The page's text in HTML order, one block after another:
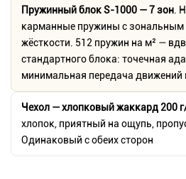
Пружинный блок S-1000 — 7 зон.
карманные пружины с зональным
жёсткости. 512 пружин на м² —
стандартного блока: точечная
минимальная передача движений
Чехол — хлопковый жаккард 200
хлопок, приятный на ощупь,
Одинаковый с обеих сторон